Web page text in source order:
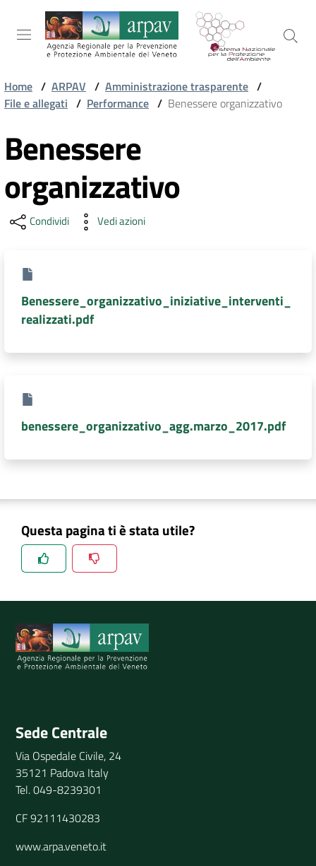
Salta al contenuto
Salta alla navigazione
Salta al footer
ARPAV
AMBIENTALI
SERVIZI
su
Home / ARPAV / Amministrazione trasparente /
File e allegati / Performance / Benessere organizzativo
Benessere
organizzativo
Condividi Vedi azioni
Benessere_organizzativo_iniziative_interventi_
realizzati.pdf
benessere_organizzativo_agg.marzo_2017.pdf
Questa pagina ti è stata utile?
Spiegaci perchè, e aiutaci a migliorare il servizio
Sede Centrale
Via Ospedale Civile, 24
35121 Padova Italy
Tel. 049-8239301
CF 92111430283
www.arpa.veneto.it